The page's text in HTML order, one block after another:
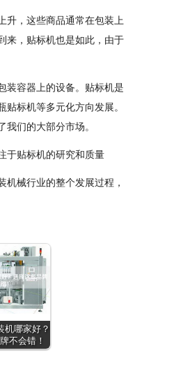
升，这些商品通常在包装上
来，贴标机也是如此，由于
装容器上的设备。贴标机是
标机等多元化方向发展。
们的大部分市场。
于贴标机的研究和质量
械行业的整个发展过程，
机哪家好？
不会错！